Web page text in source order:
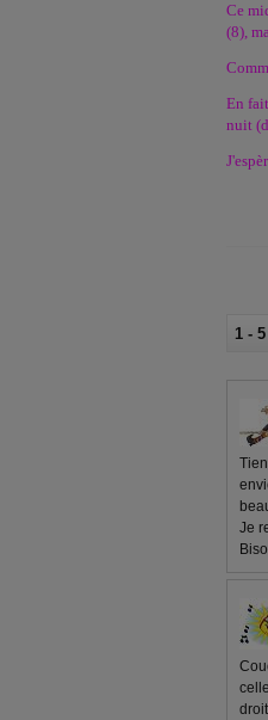
Ce
(8),
En
nuit
1 -
Je